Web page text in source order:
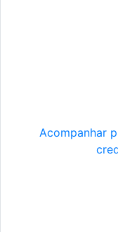
Acompanhar